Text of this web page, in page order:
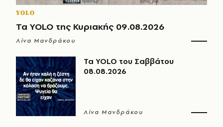
YOLO
Τα YOLO της Κυριακής 09.08.2026
Λίνα Μανδράκου
Τα YOLO του Σαββάτου
08.08.2026
Λίνα Μανδράκου